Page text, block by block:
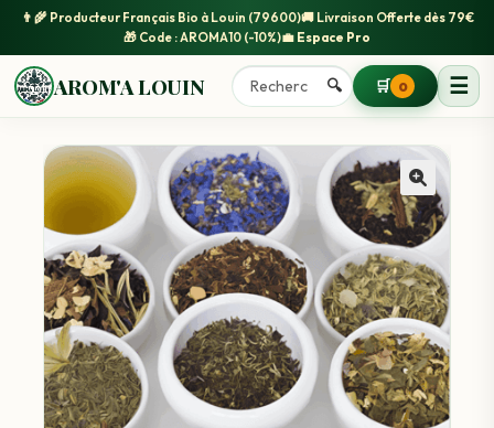
👨‍🌾 Producteur Français Bio à Louin (79600)🚚 Livraison Offertedès 79€
🎁 Code :AROMA10 (-10%)💼 Espace Pro
AROM'A LOUIN 🔍 🛒 0 ☰
🔍